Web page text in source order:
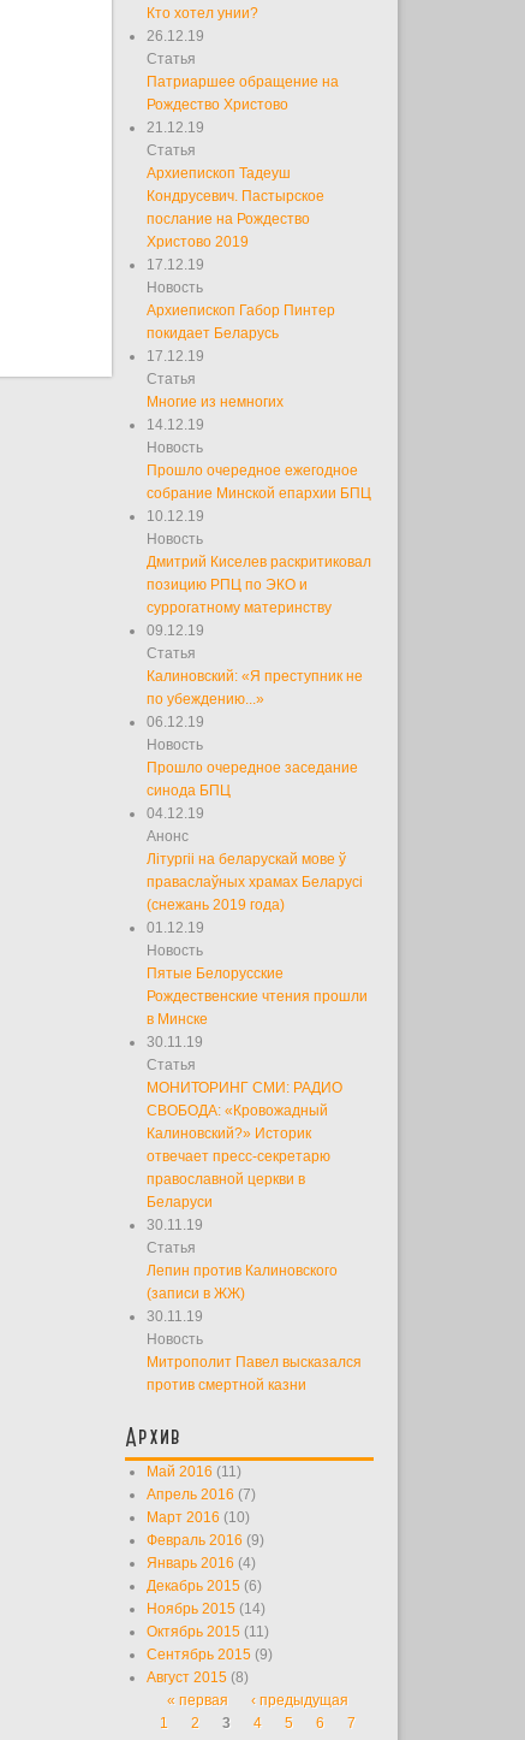
Кто хотел унии?
26.12.19
Статья
Патриаршее обращение на
Рождество Христово
21.12.19
Статья
Архиепископ Тадеуш
Кондрусевич. Пастырское
послание на Рождество
Христово 2019
17.12.19
Новость
Архиепископ Габор Пинтер
покидает Беларусь
17.12.19
Статья
Многие из немногих
14.12.19
Новость
Прошло очередное ежегодное
собрание Минской епархии БПЦ
10.12.19
Новость
Дмитрий Киселев раскритиковал
позицию РПЦ по ЭКО и
суррогатному материнству
09.12.19
Статья
Калиновский: «Я преступник не
по убеждению...»
06.12.19
Новость
Прошло очередное заседание
синода БПЦ
04.12.19
Анонс
Літургіі на беларускай мове ў
праваслаўных храмах Беларусі
(снежань 2019 года)
01.12.19
Новость
Пятые Белорусские
Рождественские чтения прошли
в Минске
30.11.19
Статья
МОНИТОРИНГ СМИ: РАДИО
СВОБОДА: «Кровожадный
Калиновский?» Историк
отвечает пресс-секретарю
православной церкви в
Беларуси
30.11.19
Статья
Лепин против Калиновского
(записи в ЖЖ)
30.11.19
Новость
Митрополит Павел высказался
против смертной казни
Архив
Май 2016 (11)
Апрель 2016 (7)
Март 2016 (10)
Февраль 2016 (9)
Январь 2016 (4)
Декабрь 2015 (6)
Ноябрь 2015 (14)
Октябрь 2015 (11)
Сентябрь 2015 (9)
Август 2015 (8)
Страницы
« первая
‹ предыдущая
1
2 3 4 5 6
7